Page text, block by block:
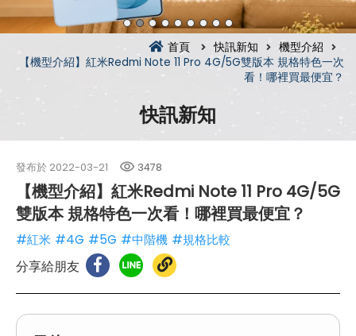
首頁 快訊新知
機型介紹
【機型介紹】紅米Redmi Note 11 Pro 4G/5G雙版本 規格特色一次
看！哪裡買最便宜？
快訊新知
發布於 2022-03-21 3478
【機型介紹】紅米Redmi Note 11 Pro 4G/5G
雙版本 規格特色一次看！哪裡買最便宜？
#紅米 #4G #5G #中階機 #規格比較
分享給朋友